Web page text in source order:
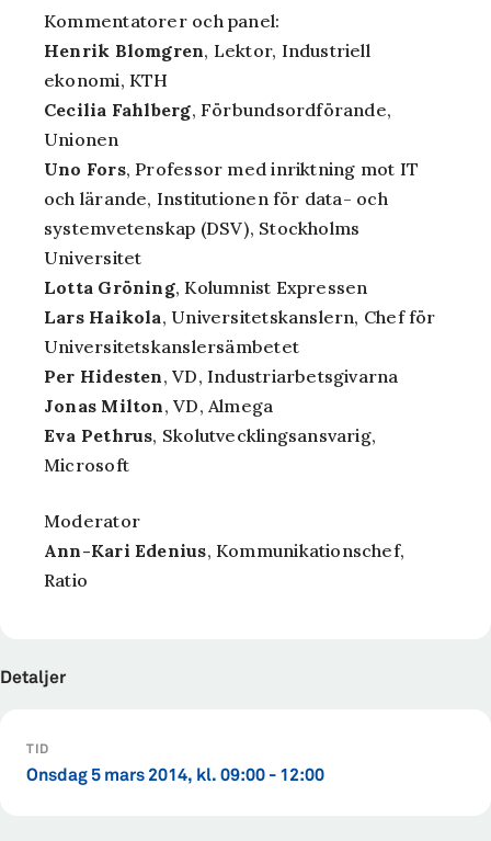
Kommentatorer och panel:
Henrik Blomgren, Lektor, Industriell
ekonomi, KTH
Cecilia Fahlberg, Förbundsordförande,
Unionen
Uno Fors, Professor med inriktning mot IT
och lärande, Institutionen för data- och
systemvetenskap (DSV), Stockholms
Universitet
Lotta Gröning, Kolumnist Expressen
Lars Haikola, Universitetskanslern, Chef för
Universitetskanslersämbetet
Per Hidesten, VD, Industriarbetsgivarna
Jonas Milton, VD, Almega
Eva Pethrus, Skolutvecklingsansvarig,
Microsoft
Moderator
Ann-Kari Edenius, Kommunikationschef,
Ratio
Detaljer
TID
onsdag 5 mars 2014, kl. 09:00 - 12:00